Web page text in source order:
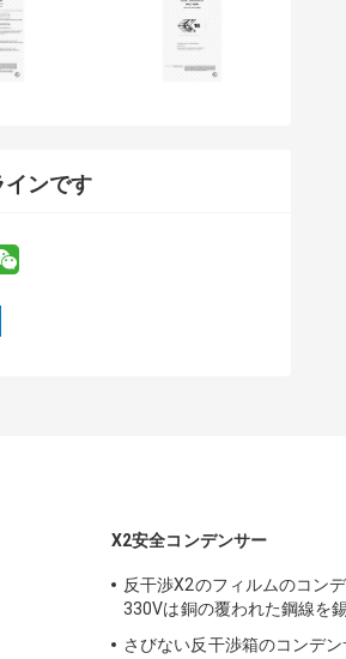
インです
X2安全コンデンサー
反干渉X2のフィルムのコン
330Vは銅の覆われた鋼線を
さびない反干渉箱のコンデ